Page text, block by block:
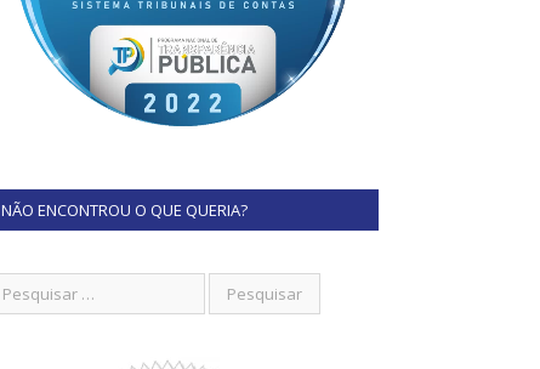
NÃO ENCONTROU O QUE QUERIA?